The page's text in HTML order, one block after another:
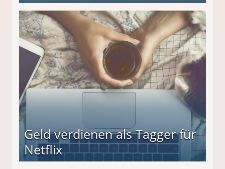
Geld verdienen als Tagger für
Netflix